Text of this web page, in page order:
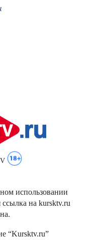
использовании
ссылка на kursktv.ru
“Kursktv.ru”